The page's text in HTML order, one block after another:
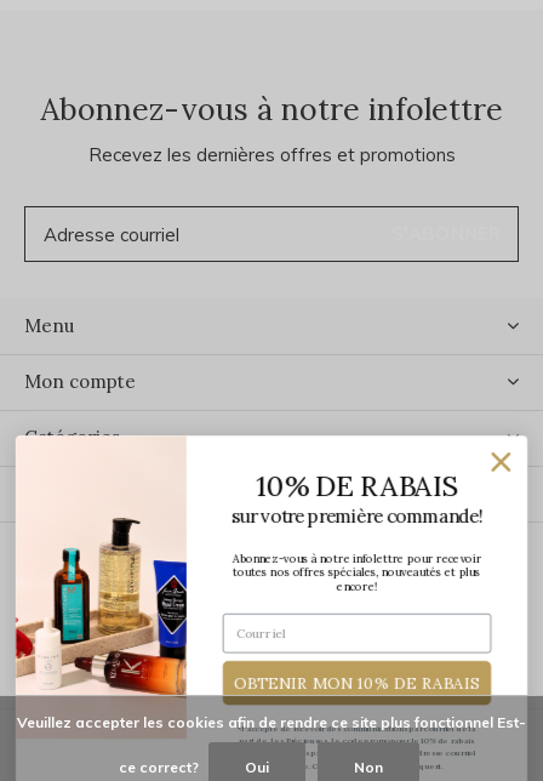
Abonnez-vous à notre infolettre
Recevez les dernières offres et promotions
Menu
Mon compte
Catégories
ÉCRIVEZ-NOUS
Veuillez accepter les cookies afin de rendre ce site plus fonctionnel Est-
ce correct? Oui Non
10% DE RABAIS
sur votre première commande!
Abonnez-vous à notre infolettre pour recevoir
toutes nos offres spéciales, nouveautés et plus
encore!
OBTENIR MON 10% DE RABAIS
*J'accepte de recevoir des communications par courriel de la
part de Les Précieuses. Le code promo pour le 10% de rabais
vous sera transmis par courriel une fois votre adresse courriel
confirmée. Certaines exclusions s'appliquent.